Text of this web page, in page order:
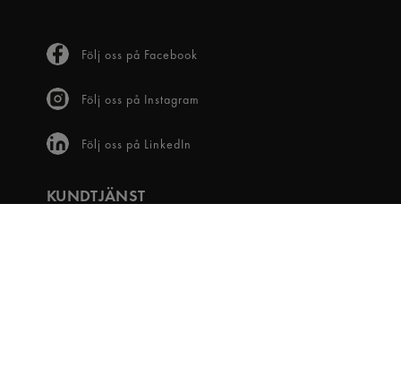
Följ oss på Facebook
Följ oss på Instagram
Följ oss på LinkedIn
KUNDTJÄNST